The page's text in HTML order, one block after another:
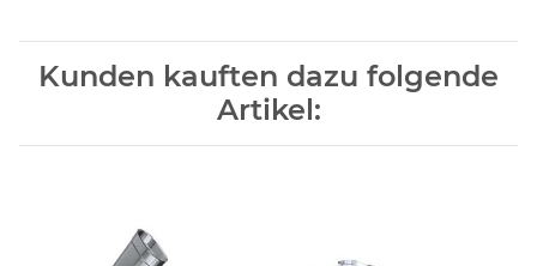
Kunden kauften dazu folgende
Artikel: